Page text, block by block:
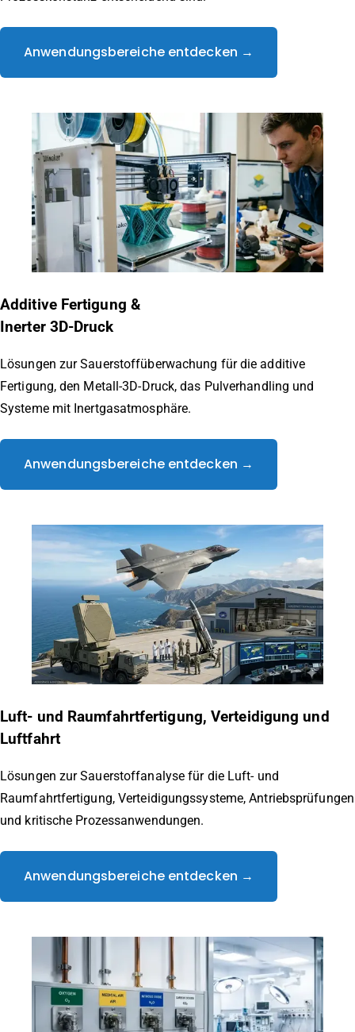
Anwendungsbereiche entdecken →
Additive Fertigung &
Inerter 3D-Druck
Lösungen zur Sauerstoffüberwachung für die additive
Fertigung, den Metall-3D-Druck, das Pulverhandling und
Systeme mit Inertgasatmosphäre.
Anwendungsbereiche entdecken →
Luft- und Raumfahrtfertigung, Verteidigung und
Luftfahrt
Lösungen zur Sauerstoffanalyse für die Luft- und
Raumfahrtfertigung, Verteidigungssysteme, Antriebsprüfungen
und kritische Prozessanwendungen.
Anwendungsbereiche entdecken →